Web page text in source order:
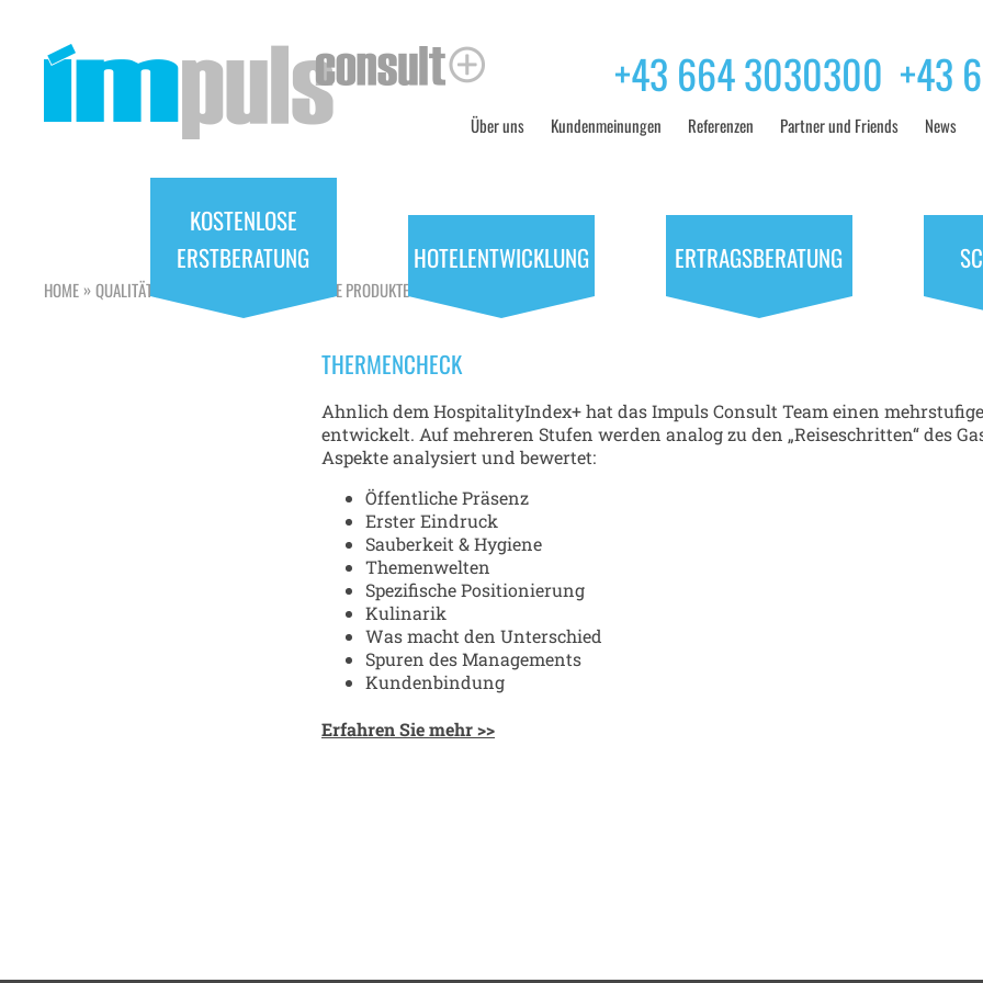
+43
+43 664 3030300
Über uns Kundenmeinungen Referenzen Partner und Friends News
KOSTENLOSE
ERSTBERATUNG
HOTELENTWICKLUNG ERTRAGSBERATUNG
HOME »QUALITÄTS- UND ERTRAGSOPTIMIERENDE PRODUKTE
THERMENCHECK
Ahnlich dem HospitalityIndex+ hat das Impuls Consult Team einen
entwickelt. Auf mehreren Stufen werden analog zu den „Reiseschritten“ des
Aspekte analysiert und bewertet:
Öffentliche Präsenz
Erster Eindruck
Sauberkeit & Hygiene
Themenwelten
Spezifische Positionierung
Kulinarik
Was macht den Unterschied
Spuren des Managements
Kundenbindung
Erfahren Sie mehr >>